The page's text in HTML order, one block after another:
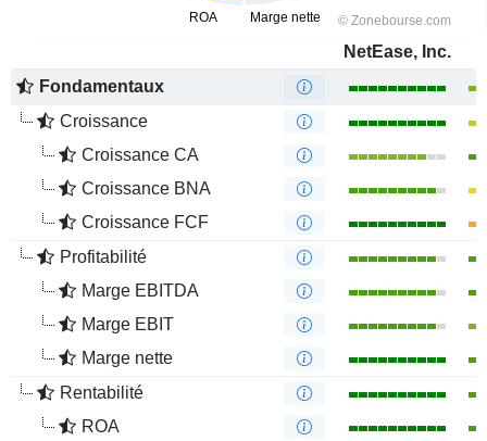
NetEase, Inc.
Fondamentaux
Croissance
Croissance CA
Croissance BNA
Croissance FCF
Profitabilité
Marge EBITDA
Marge EBIT
Marge nette
Rentabilité
ROA